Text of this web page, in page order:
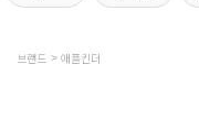
브랜드 애플킨더